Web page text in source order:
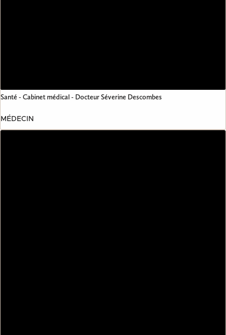
Santé - Cabinet médical - Docteur Séverine Descombes
MÉDECIN